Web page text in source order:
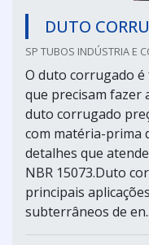
DUTO
SP TUBOS INDÚSTRIA E
O duto corrugado
que precisam fazer
duto corrugado
com matéria-prima
detalhes que
NBR 15073.Duto
principais
subterrâneos de